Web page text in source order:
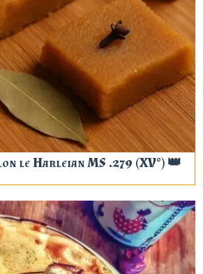
le Harleian MS .279 (XV°) 👑